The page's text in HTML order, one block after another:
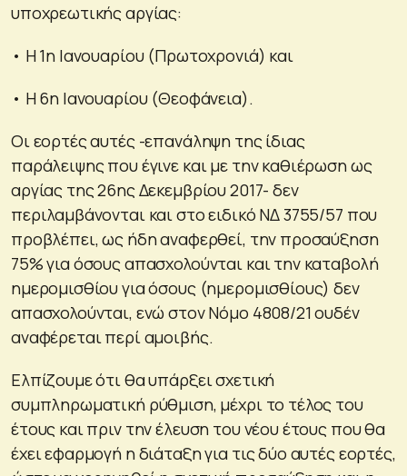
υποχρεωτικής αργίας:
• Η 1η Ιανουαρίου (Πρωτοχρονιά) και
• Η 6η Ιανουαρίου (Θεοφάνεια).
Οι εορτές αυτές -επανάληψη της ίδιας
παράλειψης που έγινε και με την καθιέρωση ως
αργίας της 26ης Δεκεμβρίου 2017- δεν
περιλαμβάνονται και στο ειδικό ΝΔ 3755/57 που
προβλέπει, ως ήδη αναφερθεί, την προσαύξηση
75% για όσους απασχολούνται και την καταβολή
ημερομισθίου για όσους (ημερομισθίους) δεν
απασχολούνται, ενώ στον Νόμο 4808/21 ουδέν
αναφέρεται περί αμοιβής.
Ελπίζουμε ότι θα υπάρξει σχετική
συμπληρωματική ρύθμιση, μέχρι το τέλος του
έτους και πριν την έλευση του νέου έτους που θα
έχει εφαρμογή η διάταξη για τις δύο αυτές εορτές,